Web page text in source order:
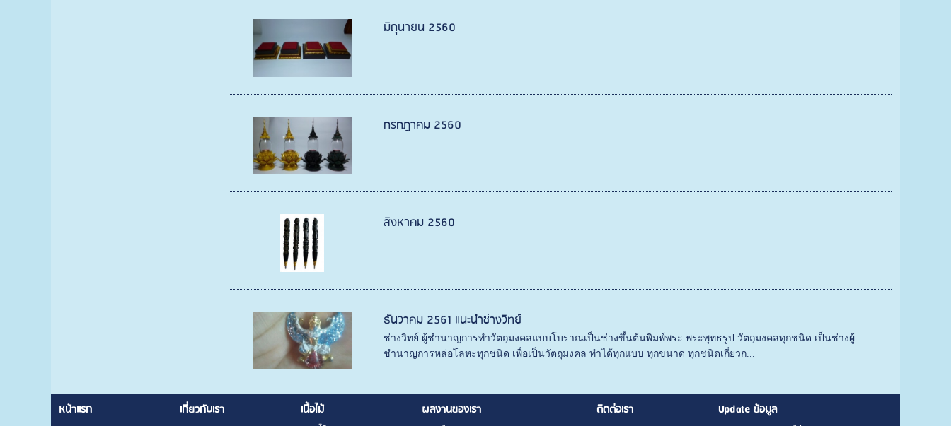
มิถุนายน 2560
กรกฎาคม 2560
สิงหาคม 2560
ธันวาคม 2561 แนะนำช่างวิทย์
ช่างวิทย์ ผู้ชำนาญการทำวัตถุมงคลแบบโบราณเป็นช่างขึ้นต้นพิมพ์พระ พระพุทธรูป วัตถุมงคลทุกชนิด เป็นช่างผู้
ชำนาญการหล่อโลหะทุกชนิด เพื่อเป็นวัตถุมงคล ทำได้ทุกแบบ ทุกขนาด ทุกชนิดเกี่ยวก...
หน้าแรก เกี่ยวกับเรา เนื้อไม้ ผลงานของเรา ติดต่อเรา Update ข้อมูล